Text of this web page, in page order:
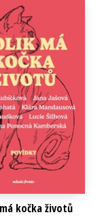
kočka životů